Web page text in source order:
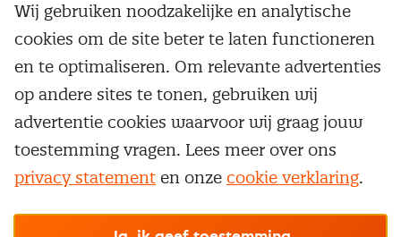
Service & contact
Over inkoop
Netwerk en communities
Aanmelden nieuwsbrief
Word lid van Nevi
Inkoop vacatures
Populaire thema's
Aanbesteden
Contractmanagement
Kostenmanagement
Onderhandelen
Supply management
Opleidingen en trainingen
Trainingen
Opleidingen
Maatwerk
Cookievoorkeuren beherenOnzealgemene
© Nevi.nl
Wij gebruiken noodzakelijke en analytische
cookies om de site beter te laten functioneren
en te optimaliseren. Om relevante advertenties
op andere sites te tonen, gebruiken wij
advertentie cookies waarvoor wij graag jouw
toestemming vragen. Lees meer over ons
privacy statement en onze cookie verklaring.